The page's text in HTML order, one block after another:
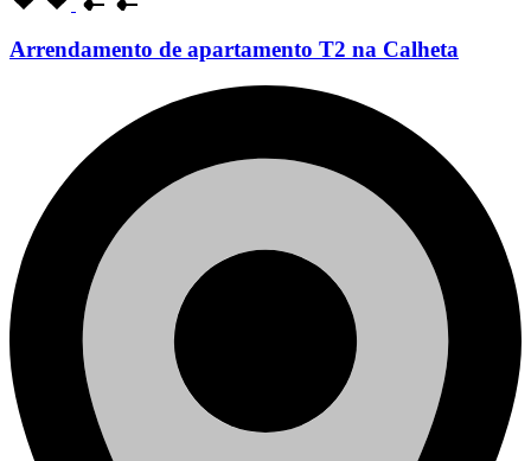
Arrendamento de apartamento T2 na Calheta